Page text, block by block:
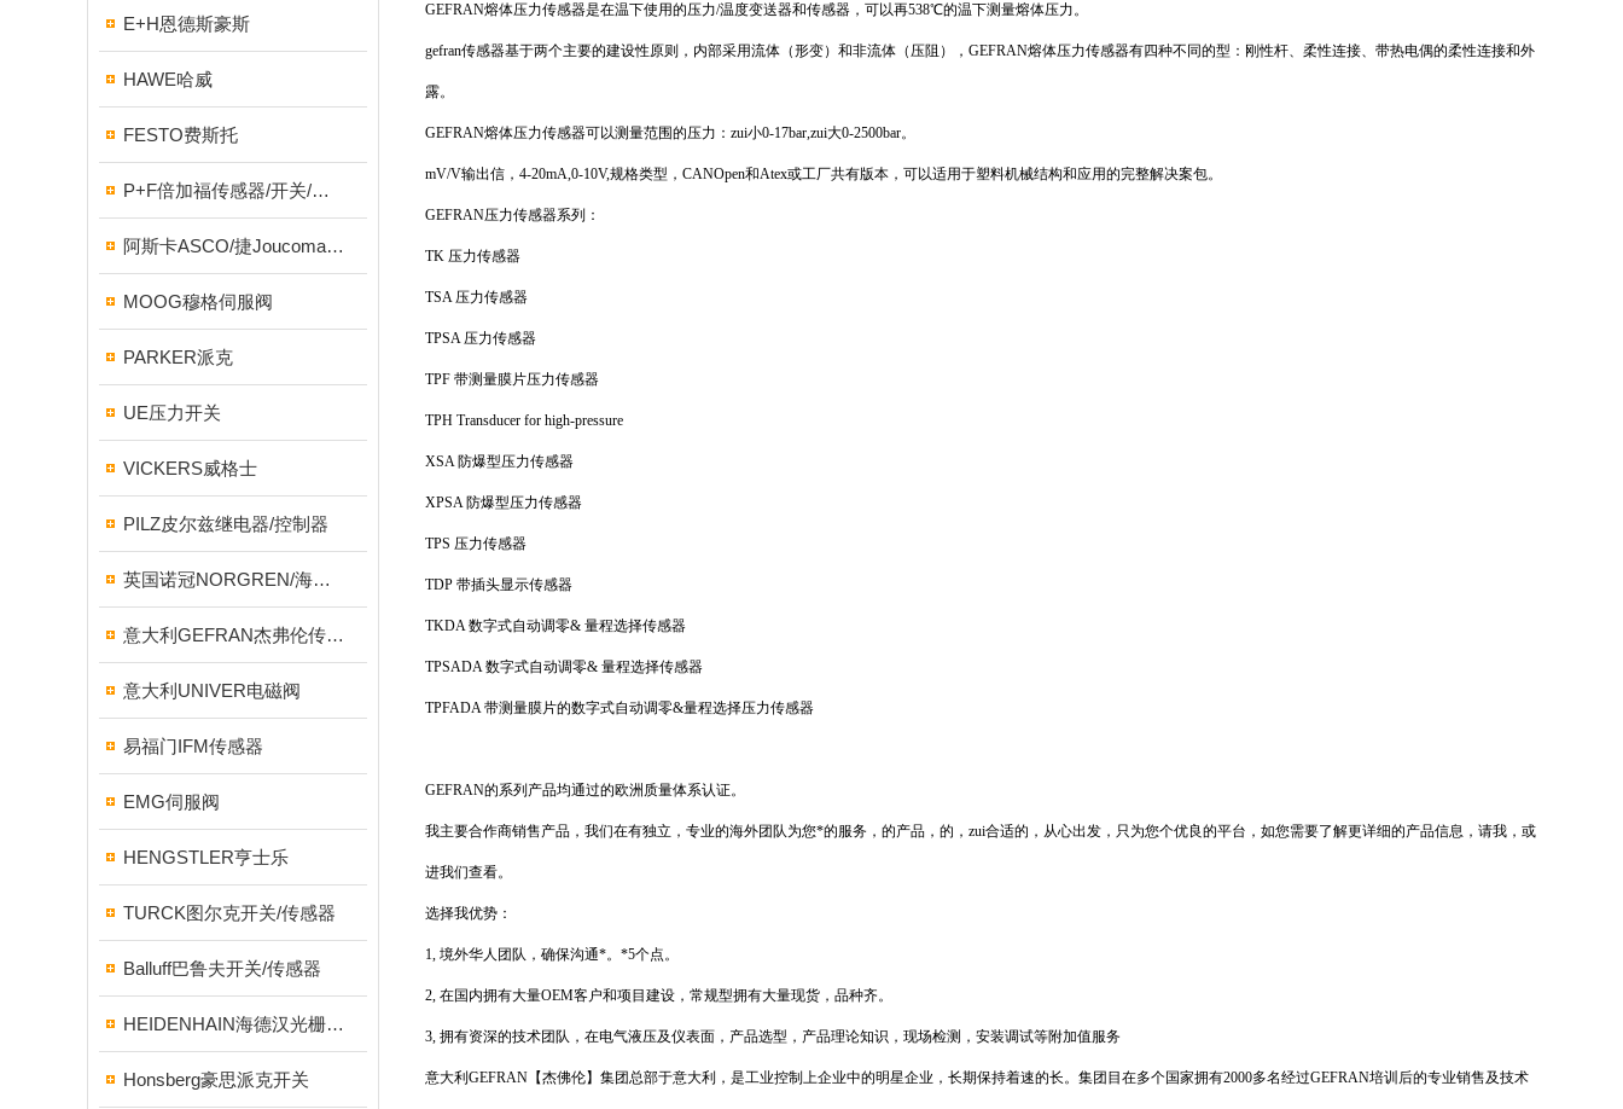
E+H恩德斯豪斯
HAWE哈威
FESTO费斯托
P+F倍加福传感器/开关/编码器
阿斯卡ASCO/捷Joucomatic/NUMATICS纽曼蒂克
MOOG穆格伺服阀
PARKER派克
UE压力开关
VICKERS威格士
PILZ皮尔兹继电器/控制器
英国诺冠NORGREN/海隆HERION/宝硕BUSCHJOST
意大利GEFRAN杰弗伦传感器
意大利UNIVER电磁阀
易福门IFM传感器
EMG伺服阀
HENGSTLER亨士乐
TURCK图尔克开关/传感器
Balluff巴鲁夫开关/传感器
HEIDENHAIN海德汉光栅尺/编码器
Honsberg豪思派克开关
GEFRAN熔体压力传感器是在温下使用的压力/温度变送器和传感器，可以再538℃的温下测量熔体压力。
gefran传感器基于两个主要的建设性原则，内部采用流体（形变）和非流体（压阻），GEFRAN熔体压力传感器有四种不同的型：刚性杆、柔性连接、带热电偶的柔性连接和外
露。
GEFRAN熔体压力传感器可以测量范围的压力：zui小0-17bar,zui大0-2500bar。
mV/V输出信，4-20mA,0-10V,规格类型，CANOpen和Atex或工厂共有版本，可以适用于塑料机械结构和应用的完整解决案包。
GEFRAN压力传感器系列：
TK 压力传感器
TSA 压力传感器
TPSA 压力传感器
TPF 带测量膜片压力传感器
TPH Transducer for high-pressure
XSA 防爆型压力传感器
XPSA 防爆型压力传感器
TPS 压力传感器
TDP 带插头显示传感器
TKDA 数字式自动调零& 量程选择传感器
TPSADA 数字式自动调零& 量程选择传感器
TPFADA 带测量膜片的数字式自动调零&量程选择压力传感器
GEFRAN的系列产品均通过的欧洲质量体系认证。
我主要合作商销售产品，我们在有独立，专业的海外团队为您*的服务，的产品，的，zui合适的，从心出发，只为您个优良的平台，如您需要了解更详细的产品信息，请我，或
进我们查看。
选择我优势：
1, 境外华人团队，确保沟通*。*5个点。
2, 在国内拥有大量OEM客户和项目建设，常规型拥有大量现货，品种齐。
3, 拥有资深的技术团队，在电气液压及仪表面，产品选型，产品理论知识，现场检测，安装调试等附加值服务
意大利GEFRAN【杰佛伦】集团总部于意大利，是工业控制上企业中的明星企业，长期保持着速的长。集团目在多个国家拥有2000多名经过GEFRAN培训后的专业销售及技术